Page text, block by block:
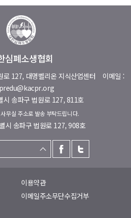
심폐소생협회
로 127, 대명벨리온 지식산업센터 이메일 :
시 송파구 법원로 127, 811호
무실 주소로 발송 부탁드립니다.
시 송파구 법원로 127, 908호
이용약관
이메일주소무단수집거부